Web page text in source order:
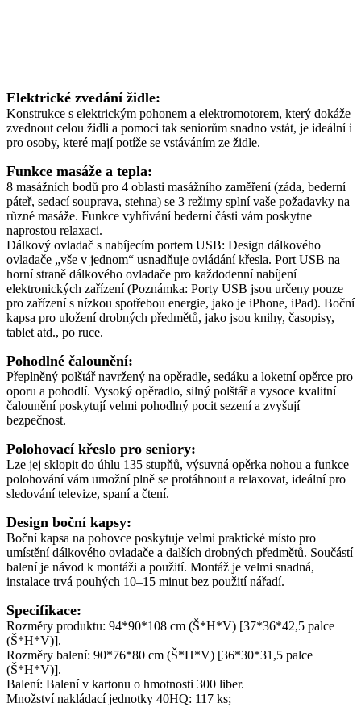
Elektrické zvedání židle:
Konstrukce s elektrickým pohonem a elektromotorem, který dokáže
zvednout celou židli a pomoci tak seniorům snadno vstát, je ideální i
pro osoby, které mají potíže se vstáváním ze židle.
Funkce masáže a tepla:
8 masážních bodů pro 4 oblasti masážního zaměření (záda, bederní
páteř, sedací souprava, stehna) se 3 režimy splní vaše požadavky na
různé masáže. Funkce vyhřívání bederní části vám poskytne
naprostou relaxaci.
Dálkový ovladač s nabíjecím portem USB: Design dálkového
ovladače „vše v jednom“ usnadňuje ovládání křesla. Port USB na
horní straně dálkového ovladače pro každodenní nabíjení
elektronických zařízení (Poznámka: Porty USB jsou určeny pouze
pro zařízení s nízkou spotřebou energie, jako je iPhone, iPad). Boční
kapsa pro uložení drobných předmětů, jako jsou knihy, časopisy,
tablet atd., po ruce.
Pohodlné čalounění:
Přeplněný polštář navržený na opěradle, sedáku a loketní opěrce pro
oporu a pohodlí. Vysoký opěradlo, silný polštář a vysoce kvalitní
čalounění poskytují velmi pohodlný pocit sezení a zvyšují
bezpečnost.
Polohovací křeslo pro seniory:
Lze jej sklopit do úhlu 135 stupňů, výsuvná opěrka nohou a funkce
polohování vám umožní plně se protáhnout a relaxovat, ideální pro
sledování televize, spaní a čtení.
Design boční kapsy:
Boční kapsa na pohovce poskytuje velmi praktické místo pro
umístění dálkového ovladače a dalších drobných předmětů. Součástí
balení je návod k montáži a použití. Montáž je velmi snadná,
instalace trvá pouhých 10–15 minut bez použití nářadí.
Specifikace:
Rozměry produktu: 94*90*108 cm (Š*H*V) [37*36*42,5 palce
(Š*H*V)].
Rozměry balení: 90*76*80 cm (Š*H*V) [36*30*31,5 palce
(Š*H*V)].
Balení: Balení v kartonu o hmotnosti 300 liber.
Množství nakládací jednotky 40HQ: 117 ks;